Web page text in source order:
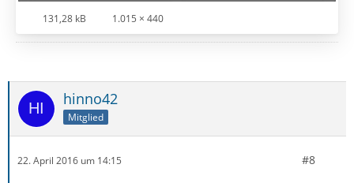
131,28 kB 1.015 × 440
hinno42
Mitglied
22. April 2016 um 14:15 #8